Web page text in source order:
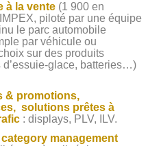
à la vente (1 900 en
piloté par une équipe
le parc automobile
par véhicule ou
sur des produits
glace, batteries…)
& promotions,
solutions prêtes à
: displays, PLV, ILV.
management